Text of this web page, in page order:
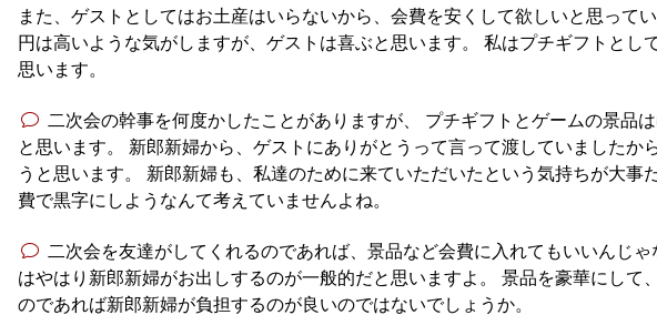
また、ゲストとしてはお土産はいらないから、会費を安くして欲しいと思って
円は高いような気がしますが、ゲストは喜ぶと思います。 私はプチギフトとし
思います。
二次会の幹事を何度かしたことがありますが、 プチギフトとゲームの景品
と思います。 新郎新婦から、ゲストにありがとうって言って渡していましたか
うと思います。 新郎新婦も、私達のために来ていただいたという気持ちが大事
費で黒字にしようなんて考えていませんよね。
二次会を友達がしてくれるのであれば、景品など会費に入れてもいいんじ
はやはり新郎新婦がお出しするのが一般的だと思いますよ。 景品を豪華にして
のであれば新郎新婦が負担するのが良いのではないでしょうか。